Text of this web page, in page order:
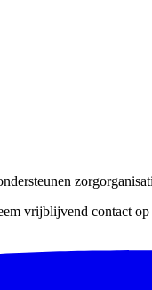
vrijblijvend contact op